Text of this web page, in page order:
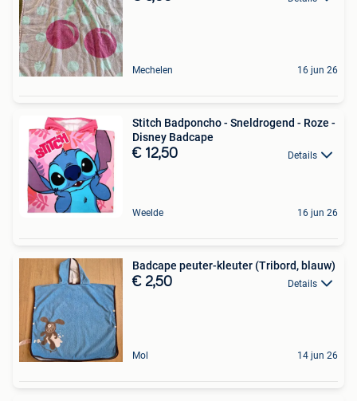
Mechelen 16 jun 26
Stitch Badponcho - Sneldrogend - Roze -
Disney Badcape
€ 12,50 Details
Weelde 16 jun 26
Badcape peuter-kleuter (Tribord, blauw)
€ 2,50 Details
Mol 14 jun 26